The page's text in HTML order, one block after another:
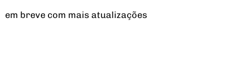
em breve com mais atualizações